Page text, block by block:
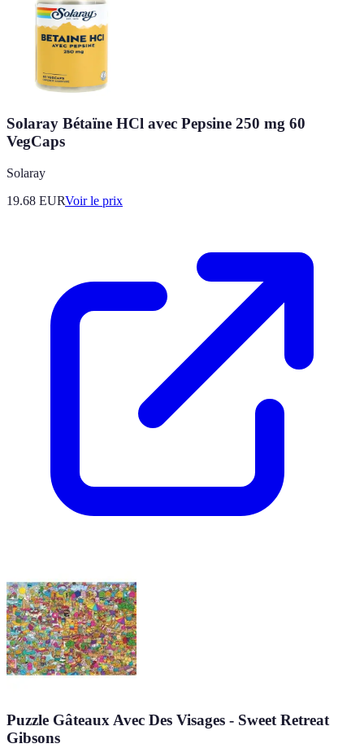
Solaray Bétaïne HCl avec Pepsine 250 mg 60
VegCaps
Solaray
19.68 EURVoir le prix
Puzzle Gâteaux Avec Des Visages - Sweet Retreat
Gibsons